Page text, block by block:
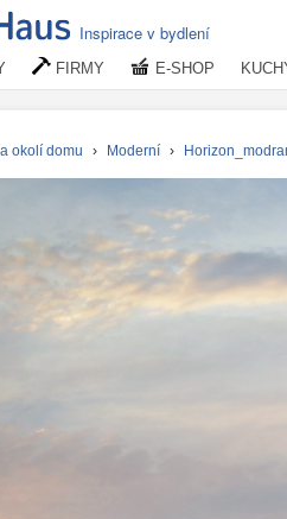
Inspirace v bydlení
FIRMY E-SHOP
okolí domu › Moderní ›